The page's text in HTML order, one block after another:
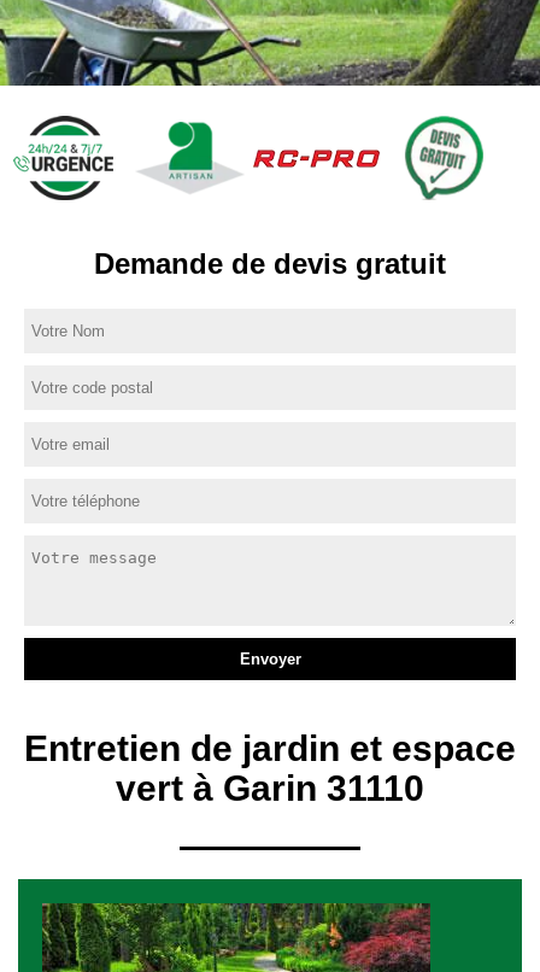
Demande de devis gratuit
Entretien de jardin et espace
vert à Garin 31110